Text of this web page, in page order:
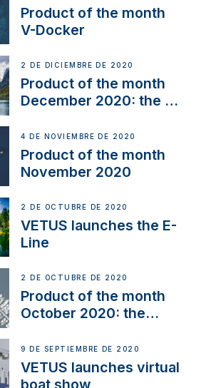
Product of the month
V-Docker
2 DE DICIEMBRE DE 2020
Product of the month
December 2020: the E-
4 DE NOVIEMBRE DE 2020
Product of the month
November 2020
2 DE OCTUBRE DE 2020
VETUS launches the E-
Line
2 DE OCTUBRE DE 2020
Product of the month
October 2020: the
9 DE SEPTIEMBRE DE 2020
VETUS launches virtual
boat show